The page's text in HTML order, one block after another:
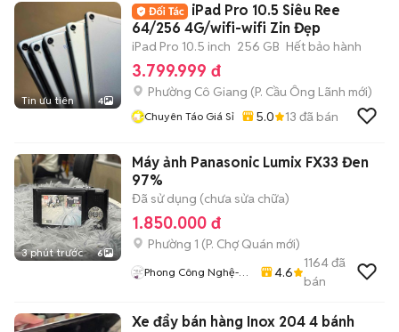
Tin ưu tiên 4
iPad Pro 10.5 Siêu Ree
64/256 4G/wifi-wifi Zin Đẹp
iPad Pro 10.5 inch 256 GB Hết bảo hành
3.799.999 đ
Phường Cô Giang (P. Cầu Ông Lãnh mới)
Chuyên Táo Giá Sỉ 5.0 13 đã bán
3 phút trước 6
Máy ảnh Panasonic Lumix FX33 Đen
97%
Đã sử dụng (chưa sửa chữa)
1.850.000 đ
Phường 1 (P. Chợ Quán mới)
Phong Công Nghệ-
4.6
1164đã
bán
Xe đẩy bán hàng Inox 204 4 bánh